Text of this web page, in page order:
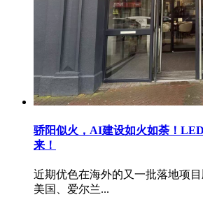
骄阳似火，AI建设如火如荼！
来！
近期优色在海外的又一批落地项
美国、爱尔兰...